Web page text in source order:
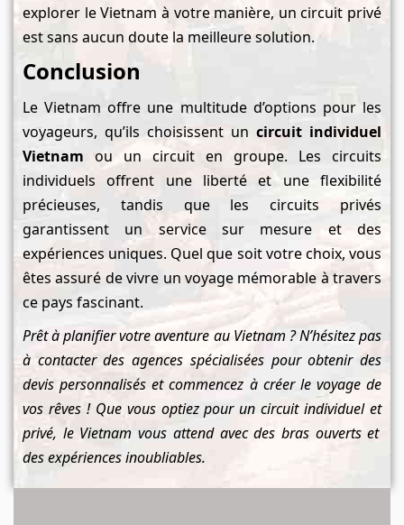
explorer le Vietnam à votre manière, un circuit privé
est sans aucun doute la meilleure solution.
Conclusion
Le Vietnam offre une multitude d’options pour les
voyageurs, qu’ils choisissent un circuit individuel
Vietnam ou un circuit en groupe. Les circuits
individuels offrent une liberté et une flexibilité
précieuses, tandis que les circuits privés
garantissent un service sur mesure et des
expériences uniques. Quel que soit votre choix, vous
êtes assuré de vivre un voyage mémorable à travers
ce pays fascinant.
Prêt à planifier votre aventure au Vietnam ? N’hésitez pas
à contacter des agences spécialisées pour obtenir des
devis personnalisés et commencez à créer le voyage de
vos rêves ! Que vous optiez pour un circuit individuel et
privé, le Vietnam vous attend avec des bras ouverts et
des expériences inoubliables.